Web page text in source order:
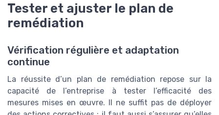
Tester et ajuster le plan de
remédiation
Vérification régulière et adaptation
continue
La réussite d’un plan de remédiation repose sur la
capacité de l’entreprise à tester l’efficacité des
mesures mises en œuvre. Il ne suffit pas de déployer